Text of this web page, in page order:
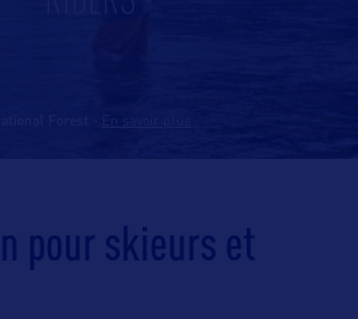
pour skieurs et